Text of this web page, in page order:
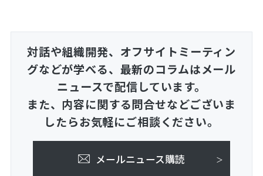
対話や組織開発、オフサイトミーティン
グなどが学べる、 最新のコラムはメール
ニュースで配信しています。
また、内容に関する問合せなどございま
したらお気軽にご相談ください。
メールニュース購読